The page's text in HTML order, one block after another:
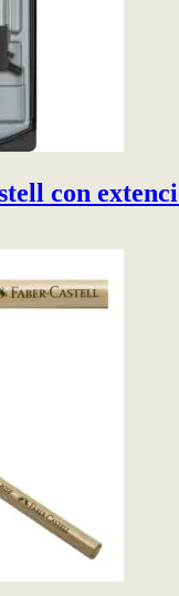
la
página
de
producto
con